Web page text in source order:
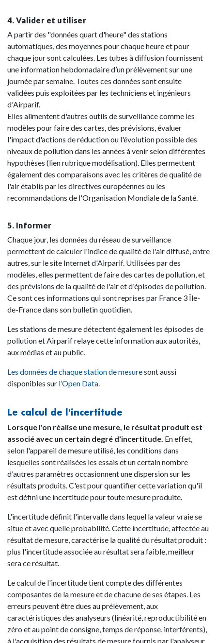
4. Valider et utiliser
A partir des "données quart d'heure" des stations
automatiques, des moyennes pour chaque heure et pour
chaque jour sont calculées. Les tubes à diffusion fournissent
une information hebdomadaire d’un prélèvement sur une
journée par semaine. Toutes ces données sont ensuite
validées puis exploitées par les techniciens et ingénieurs
d'Airparif.
Elles alimentent d'autres outils de surveillance comme les
modèles pour faire des cartes, des prévisions, évaluer
l'impact d'actions de réduction ou l'évolution possible des
niveaux de pollution dans les années à venir selon différentes
hypothèses (lien rubrique modélisation). Elles permettent
également des comparaisons avec les critères de qualité de
l'air établis par les directives européennes ou les
recommandations de l'Organisation Mondiale de la Santé.
5. Informer
Chaque jour, les données du réseau de surveillance
permettent de calculer l'indice de qualité de l'air diffusé, entre
autres, sur le site Internet d'Airparif. Utilisées par des
modèles, elles permettent de faire des cartes de pollution, et
des prévisions de la qualité de l'air et d'épisodes de pollution.
Ce sont ces informations qui sont reprises par France 3 Île-
de-France dans son bulletin quotidien.
Les stations de mesure détectent également les épisodes de
pollution et Airparif relaye cette information aux autorités,
aux médias et au public.
Les données de chaque station de mesuresont aussi
disponibles sur l’Open Data.
Le calcul de l'incertitude
Lorsque l'on réalise une mesure, le résultat produit est
associé avec un certain degré d'incertitude. En effet,
selon l'appareil de mesure utilisé, les conditions dans
lesquelles sont réalisées les essais et un certain nombre
d'autres paramètres occasionnent une dispersion sur les
résultats produits. C'est pour quantifier cette variation qu'il
est défini une incertitude pour toute mesure produite.
L'incertitude définit l'intervalle dans lequel la valeur vraie se
situe et avec quelle probabilité. Cette incertitude, affectée au
résultat de mesure, caractérise la qualité du résultat produit :
plus l'incertitude associée au résultat sera faible, meilleur
sera ce résultat.
Le calcul de l'incertitude tient compte des différentes
composantes de la mesure et de chacune de ses étapes. Les
erreurs peuvent être dues au prélèvement, aux
caractéristiques des analyseurs (linéarité, reproductibilité en
zéro et au point de consigne, temps de réponse, interférents),
à l'acquisition des résultats de mesure fournis par l'analyseur,